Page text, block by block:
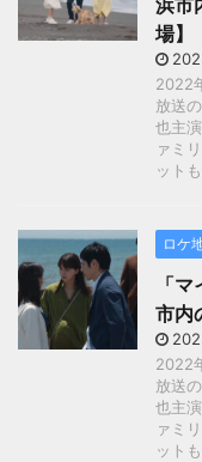
浜市
場】
2022
放送
也主
ァミ
ット
ロケ
「
市内
2022
放送
也主
ァミ
ット